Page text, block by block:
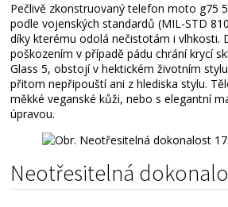
Pečlivě zkonstruovaný telefon moto g75
podle vojenských standardů (MIL-STD
díky kterému odolá nečistotám i vlhkosti.
poškozením v případě pádu chrání krycí
Glass 5, obstojí v hektickém životním
přitom nepřipouští ani z hlediska stylu.
měkké veganské kůži, nebo s elegantní
úpravou.
Neotřesitelná